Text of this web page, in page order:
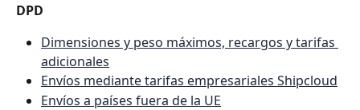
DPD
Dimensiones y peso máximos, recargos y tarifas
adicionales
Envíos mediante tarifas empresariales Shipcloud
Envíos a países fuera de la UE